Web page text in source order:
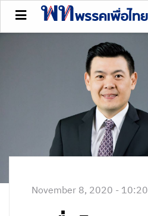
November 8, 2020 - 10:20